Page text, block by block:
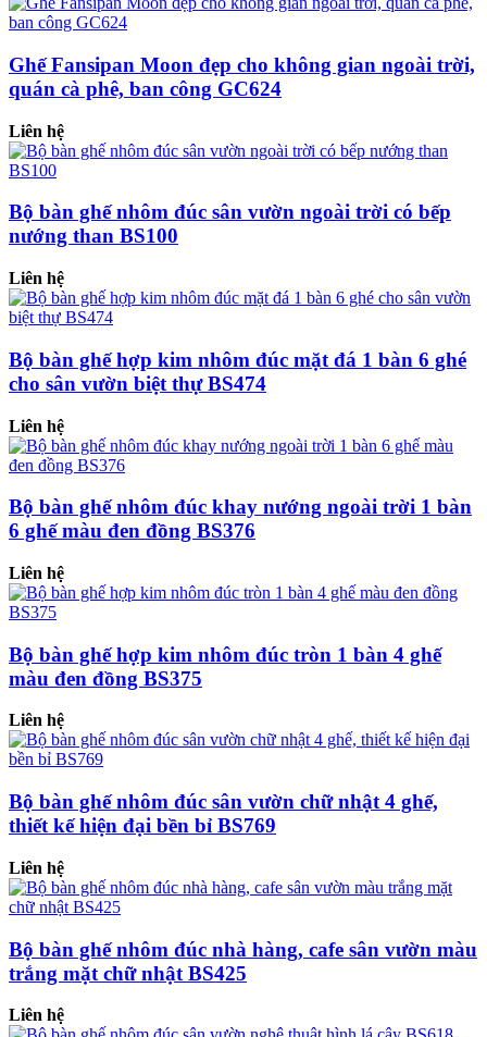
Ghế Fansipan Moon đẹp cho không gian ngoài trời,
quán cà phê, ban công GC624
Liên hệ
Bộ bàn ghế nhôm đúc sân vườn ngoài trời có bếp
nướng than BS100
Liên hệ
Bộ bàn ghế hợp kim nhôm đúc mặt đá 1 bàn 6 ghé
cho sân vườn biệt thự BS474
Liên hệ
Bộ bàn ghế nhôm đúc khay nướng ngoài trời 1 bàn
6 ghế màu đen đồng BS376
Liên hệ
Bộ bàn ghế hợp kim nhôm đúc tròn 1 bàn 4 ghế
màu đen đồng BS375
Liên hệ
Bộ bàn ghế nhôm đúc sân vườn chữ nhật 4 ghế,
thiết kế hiện đại bền bỉ BS769
Liên hệ
Bộ bàn ghế nhôm đúc nhà hàng, cafe sân vườn màu
trắng mặt chữ nhật BS425
Liên hệ